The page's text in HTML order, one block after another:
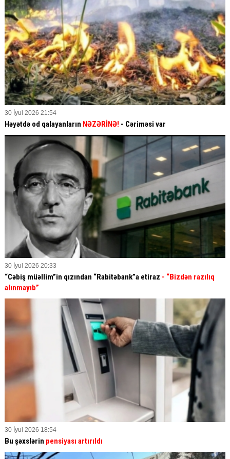
30 İyul 2026 21:54
Həyətdə od qalayanların NƏZƏRİNƏ! - Cəriməsi var
30 İyul 2026 20:33
“Cəbiş müəllim”in qızından “Rabitəbank”a etiraz - “Bizdən razılıq
alınmayıb”
30 İyul 2026 18:54
Bu şəxslərin pensiyası artırıldı